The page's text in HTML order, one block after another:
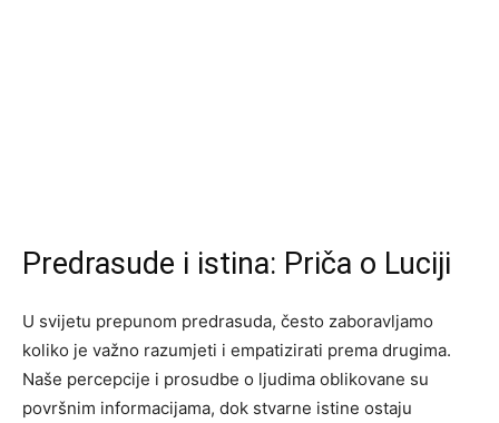
Predrasude i istina: Priča o Luciji
U svijetu prepunom predrasuda, često zaboravljamo
koliko je važno razumjeti i empatizirati prema drugima.
Naše percepcije i prosudbe o ljudima oblikovane su
površnim informacijama, dok stvarne istine ostaju